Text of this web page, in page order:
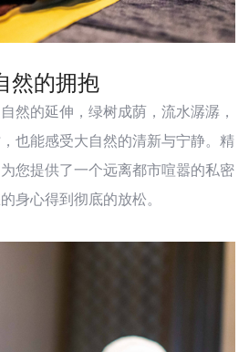
然的拥抱
然的延伸，绿树成荫，流水潺潺，
也能感受大自然的清新与宁静。精
您提供了一个远离都市喧嚣的私密
身心得到彻底的放松。